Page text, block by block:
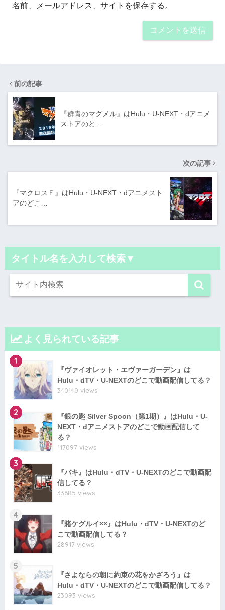
名前、メールアドレス、サイトを保存する。
前の記事
『群青のマグメル』はHulu・U-NEXT・dアニメ
ストアのと…
次の記事
『マクロスＦ』はHulu・U-NEXT・dアニメスト
アのどこ…
タイトル名を入力して検索▼
よく見られている記事
1
『ヴァイオレット・エヴァーガーデン』は
Hulu・dTV・U-NEXTのどこで動画配信してる？
340140 views
2
『銀の匙 Silver Spoon（第1期）』はHulu・U-
NEXT・dアニメストアのどこで動画配信して
る？
117097 views
3
『バキ』はHulu・dTV・U-NEXTのどこで動画配
信してる？
33685 views
4
『賭ケグルイ××』はHulu・dTV・U-NEXTのど
こで動画配信してる？
28917 views
5
『さよならの朝に約束の花をかざろう』は
Hulu・dTV・U-NEXTのどこで動画配信してる？
23093 views